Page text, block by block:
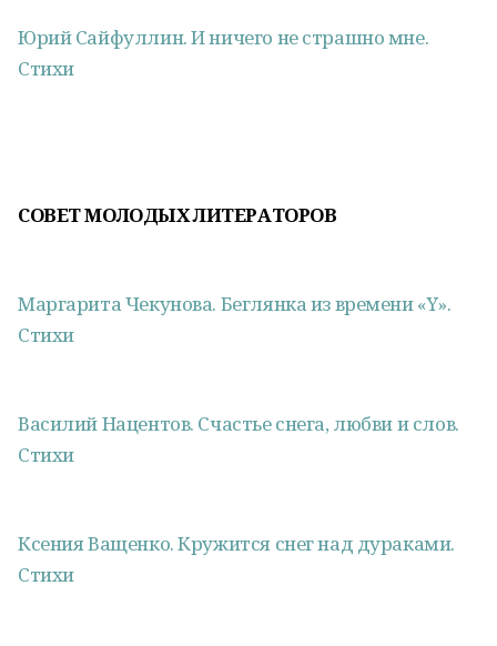
Юрий Сайфуллин. И ничего не страшно мне.
Стихи
СОВЕТ МОЛОДЫХ ЛИТЕРАТОРОВ
Маргарита Чекунова. Беглянка из времени «Y».
Стихи
Василий Нацентов. Счастье снега, любви и слов.
Стихи
Ксения Ващенко. Кружится снег над дураками.
Стихи